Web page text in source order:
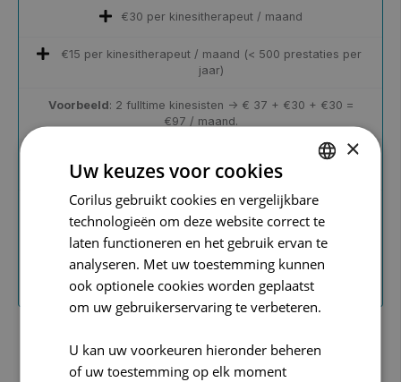
€30 per kinesitherapeut / maand
€15 per kinesitherapeut / maand (< 500 prestaties per
jaar)
Voorbeeld: 2 fulltime kinesisten → € 37 + €30 + €30 =
€97 / maand.
: online agenda (Helena Pro Calendar) &
CareConnect Physio Go (mobiel)
CONTACTEER ONS
DUTCH
FRENCH
×
Uw keuzes voor cookies
Corilus gebruikt cookies en vergelijkbare
technologieën om deze website correct te
laten functioneren en het gebruik ervan te
analyseren. Met uw toestemming kunnen
ook optionele cookies worden geplaatst
om uw gebruikerservaring te verbeteren.
U kan uw voorkeuren hieronder beheren
of uw toestemming op elk moment